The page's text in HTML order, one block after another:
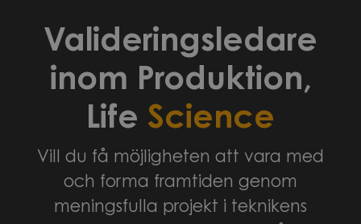
Valideringsledare
inom Produktion,
Life Science
Vill du få möjligheten att vara med
och forma framtiden genom
meningsfulla projekt i teknikens